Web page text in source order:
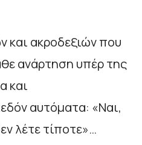
και ακροδεξιών που
ανάρτηση υπέρ της
και
αυτόματα: «Ναι,
λέτε τίποτε»…